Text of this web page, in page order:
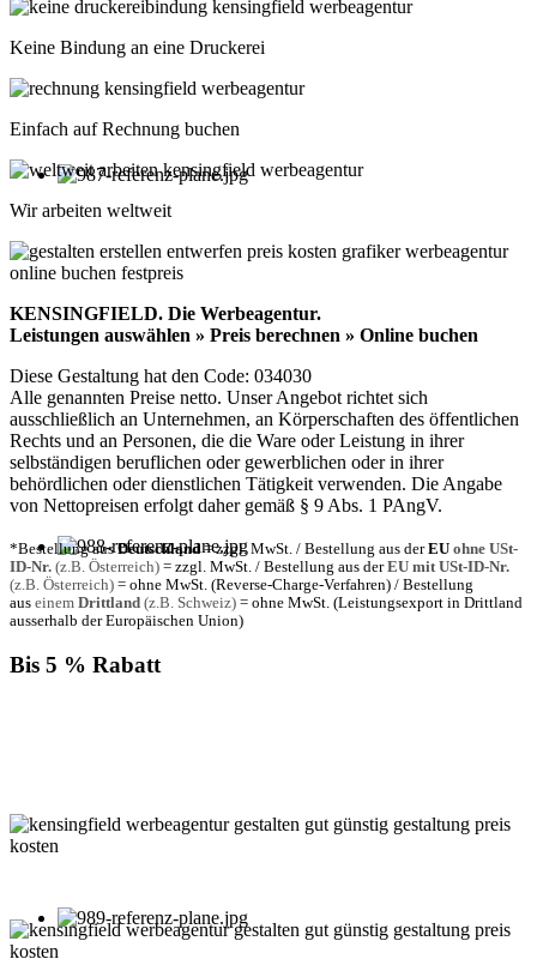
Keine Bindung an eine Druckerei
Einfach auf Rechnung buchen
Wir arbeiten weltweit
KENSINGFIELD. Die Werbeagentur.
Leistungen auswählen » Preis berechnen » Online buchen
Diese Gestaltung hat den Code: 034030
Alle genannten Preise netto. Unser Angebot richtet sich
ausschließlich an Unternehmen, an Körperschaften des öffentlichen
Rechts und an Personen, die die Ware oder Leistung in ihrer
selbständigen beruflichen oder gewerblichen oder in ihrer
behördlichen oder dienstlichen Tätigkeit verwenden. Die Angabe
von Nettopreisen erfolgt daher gemäß § 9 Abs. 1 PAngV.
*Bestellung ausDeutschland= zzgl. MwSt. / Bestellung aus derEU ohne USt-
ID-Nr. (z.B. Österreich) = zzgl. MwSt. / Bestellung aus derEU mit USt-ID-Nr.
(z.B. Österreich) = ohne MwSt. (Reverse-Charge-Verfahren) / Bestellung
aus einem Drittland (z.B. Schweiz) = ohne MwSt. (Leistungsexport in Drittland
ausserhalb der Europäischen Union)
Bis 5 % Rabatt